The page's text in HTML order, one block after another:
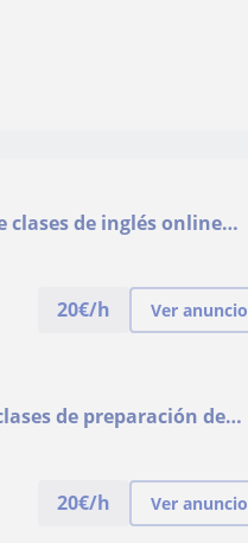
de inglés online
20€/h Ver anuncio
de preparación de
EOI (online)
20€/h Ver anuncio